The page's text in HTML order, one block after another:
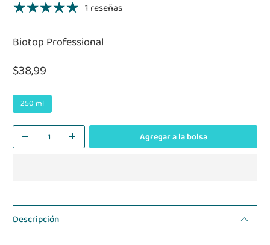
1 reseñas
Biotop Professional
$38,99
250 ml
Agregar a la bolsa
Descripción